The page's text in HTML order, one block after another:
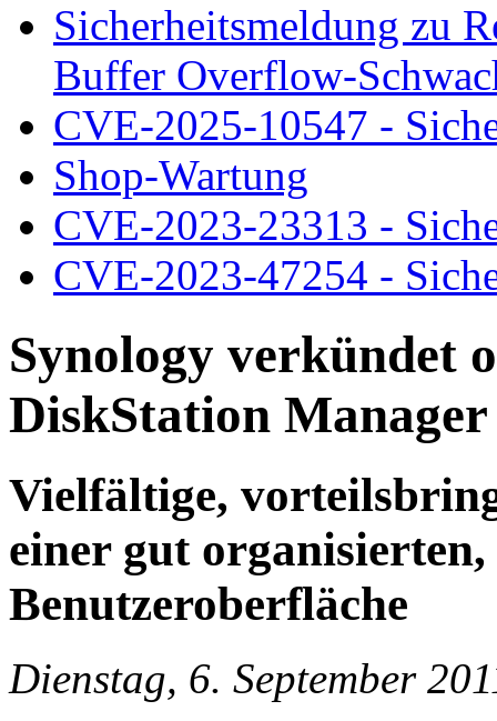
Sicherheitsmeldung zu
Buffer Overflow-
CVE-2025-10547 -
Shop-Wartung
CVE-2023-23313 -
CVE-2023-47254 -
Synology verkündet
DiskStation Manager
Vielfältige,
einer gut
Benutzeroberfläche
Dienstag, 6. September